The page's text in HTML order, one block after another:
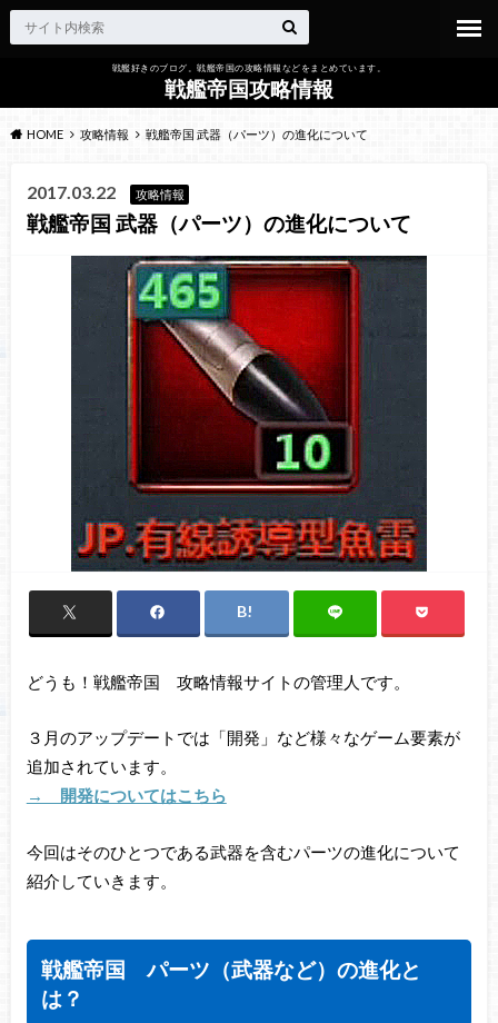
戦艦好きのブログ。戦艦帝国の攻略情報などをまとめています。
戦艦帝国攻略情報
HOME 攻略情報 戦艦帝国 武器（パーツ）の進化について
2017.03.22 攻略情報
戦艦帝国 武器（パーツ）の進化について
どうも！戦艦帝国 攻略情報サイトの管理人です。
３月のアップデートでは「開発」など様々なゲーム要素が
追加されています。
→ 開発についてはこちら
今回はそのひとつである武器を含むパーツの進化について
紹介していきます。
戦艦帝国 パーツ（武器など）の進化と
は？